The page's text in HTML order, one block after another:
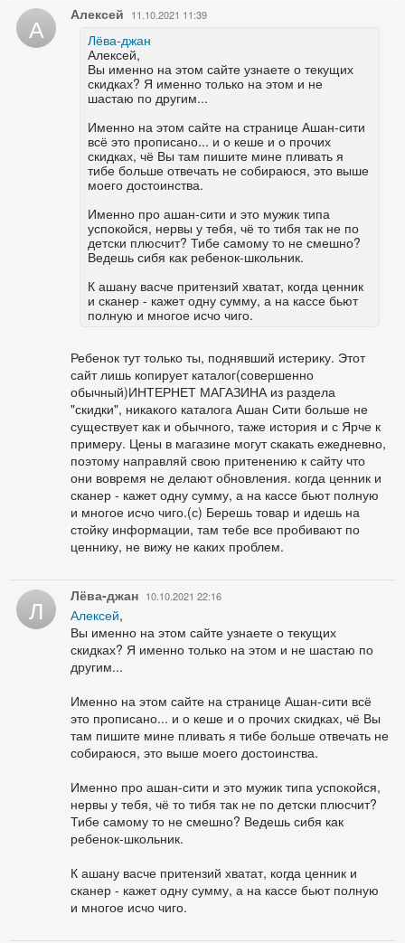
А Алексей 11.10.2021 11:39
Лёва-джан
Алексей,
Вы именно на этом сайте узнаете о текущих
скидках? Я именно только на этом и не
шастаю по другим...
Именно на этом сайте на странице Ашан-сити
всё это прописано... и о кеше и о прочих
скидках, чё Вы там пишите мине пливать я
тибе больше отвечать не собираюся, это выше
моего достоинства.
Именно про ашан-сити и это мужик типа
успокойся, нервы у тебя, чё то тибя так не по
детски плюсчит? Тибе самому то не смешно?
Ведешь сибя как ребенок-школьник.
К ашану васче притензий хватат, когда ценник
и сканер - кажет одну сумму, а на кассе бьют
полную и многое исчо чиго.
Ребенок тут только ты, поднявший истерику. Этот
сайт лишь копирует каталог(совершенно
обычный)ИНТЕРНЕТ МАГАЗИНА из раздела
"скидки", никакого каталога Ашан Сити больше не
существует как и обычного, таже история и с Ярче к
примеру. Цены в магазине могут скакать ежедневно,
поэтому направляй свою притенению к сайту что
они вовремя не делают обновления. когда ценник и
сканер - кажет одну сумму, а на кассе бьют полную
и многое исчо чиго.(с) Берешь товар и идешь на
стойку информации, там тебе все пробивают по
ценнику, не вижу не каких проблем.
Л Лёва-джан 10.10.2021 22:16
Алексей,
Вы именно на этом сайте узнаете о текущих
скидках? Я именно только на этом и не шастаю по
другим...
Именно на этом сайте на странице Ашан-сити всё
это прописано... и о кеше и о прочих скидках, чё Вы
там пишите мине пливать я тибе больше отвечать не
собираюся, это выше моего достоинства.
Именно про ашан-сити и это мужик типа успокойся,
нервы у тебя, чё то тибя так не по детски плюсчит?
Тибе самому то не смешно? Ведешь сибя как
ребенок-школьник.
К ашану васче притензий хватат, когда ценник и
сканер - кажет одну сумму, а на кассе бьют полную
и многое исчо чиго.